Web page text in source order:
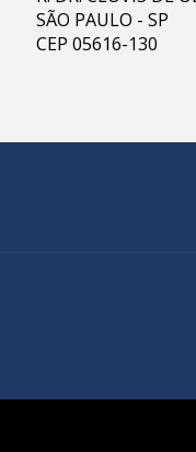
SÃO PAULO - SP
CEP 05616-130